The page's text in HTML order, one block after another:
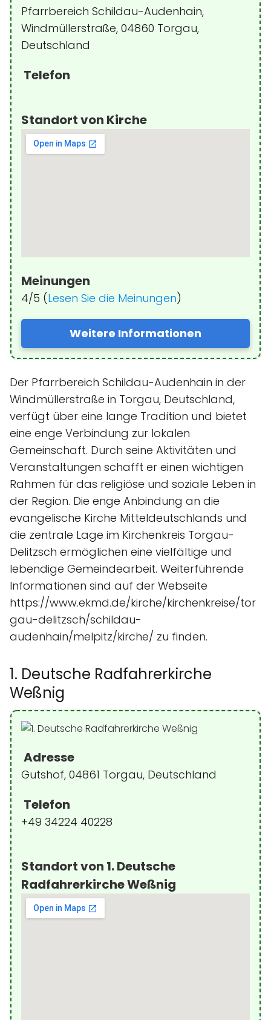
Pfarrbereich Schildau-Audenhain,
Windmüllerstraße, 04860 Torgau,
Deutschland
Telefon
Standort von Kirche
Meinungen
4/5 (Lesen Sie die Meinungen)
Weitere Informationen
Der Pfarrbereich Schildau-Audenhain in der
Windmüllerstraße in Torgau, Deutschland,
verfügt über eine lange Tradition und bietet
eine enge Verbindung zur lokalen
Gemeinschaft. Durch seine Aktivitäten und
Veranstaltungen schafft er einen wichtigen
Rahmen für das religiöse und soziale Leben in
der Region. Die enge Anbindung an die
evangelische Kirche Mitteldeutschlands und
die zentrale Lage im Kirchenkreis Torgau-
Delitzsch ermöglichen eine vielfältige und
lebendige Gemeindearbeit. Weiterführende
Informationen sind auf der Webseite
https://www.ekmd.de/kirche/kirchenkreise/tor
gau-delitzsch/schildau-
audenhain/melpitz/kirche/ zu finden.
1. Deutsche Radfahrerkirche
Weßnig
Adresse
Gutshof, 04861 Torgau, Deutschland
Telefon
+49 34224 40228
Standort von 1. Deutsche
Radfahrerkirche Weßnig